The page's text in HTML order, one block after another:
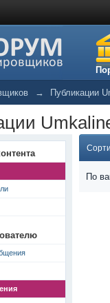
→ Публикации
По